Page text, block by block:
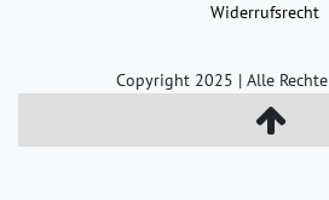
Widerrufs­recht
Copyright 2025 | Alle